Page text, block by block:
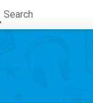
Search